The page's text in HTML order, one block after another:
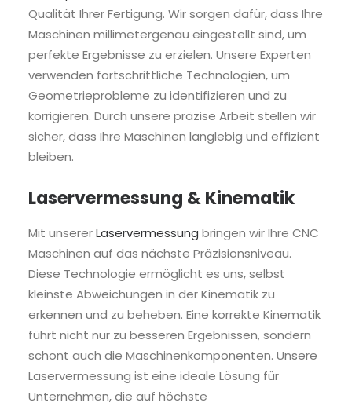
Qualität Ihrer Fertigung. Wir sorgen dafür, dass Ihre
Maschinen millimetergenau eingestellt sind, um
perfekte Ergebnisse zu erzielen. Unsere Experten
verwenden fortschrittliche Technologien, um
Geometrieprobleme zu identifizieren und zu
korrigieren. Durch unsere präzise Arbeit stellen wir
sicher, dass Ihre Maschinen langlebig und effizient
bleiben.
Laservermessung & Kinematik
Mit unsererLaservermessung bringen wir Ihre CNC
Maschinen auf das nächste Präzisionsniveau.
Diese Technologie ermöglicht es uns, selbst
kleinste Abweichungen in der Kinematik zu
erkennen und zu beheben. Eine korrekte Kinematik
führt nicht nur zu besseren Ergebnissen, sondern
schont auch die Maschinenkomponenten. Unsere
Laservermessung ist eine ideale Lösung für
Unternehmen, die auf höchste